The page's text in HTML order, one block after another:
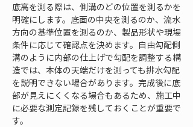
底高を測る際は、側溝のどの位置を測るかを
明確にします。底面の中央を測るのか、流水
方向の基準位置を測るのか、製品形状や現場
条件に応じて確認点を決めます。自由勾配側
溝のように内部の仕上げで勾配を調整する構
造では、本体の天端だけを測っても排水勾配
を説明できない場合があります。完成後に底
部が見えにくくなる場合もあるため、施工中
に必要な測定記録を残しておくことが重要で
す。